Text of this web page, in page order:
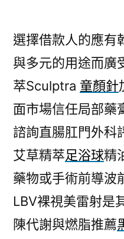
選擇借款人的應有
與多元的用途而廣
萃Sculptra 童顏針
面市場信任局部藥
諮詢直腸肛門外科
艾草精萃足浴球精
藥物或手術前導波
LBV裸視美雷射是
陳代謝與燃脂推薦